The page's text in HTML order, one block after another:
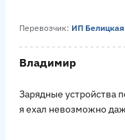
Перевозчик: ИП
Владимир
Зарядные устройства
я ехал невозможно